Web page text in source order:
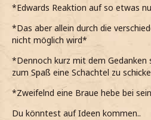
*Edwards Reaktion auf so etwas
*Das aber allein durch die
nicht möglich wird*
*Dennoch kurz mit dem Gedanken
zum Spaß eine Schachtel zu
*Zweifelnd eine Braue hebe bei
Du könntest auf Ideen kommen..